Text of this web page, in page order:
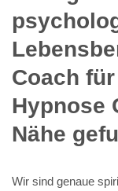
Coach
Hypnose
Nähe
Wir sind genaue